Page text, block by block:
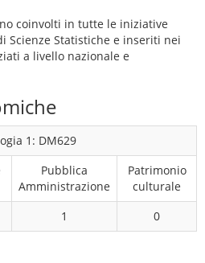
coinvolti in tutte le iniziative
Statistiche e inseriti nei
a livello nazionale e
1: DM629
Pubblica
Amministrazione
Patrimonio
culturale
1 0